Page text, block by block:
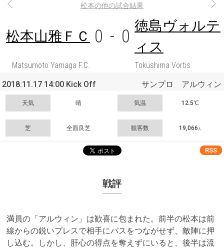
松本の他の試合結果
松本山雅ＦＣ 0 - 0
徳島ヴォルテ
ィス
Matsumoto Yamaga F.C.
Tokushima Vortis
2018.11.17 14:00 Kick Off
サンプロ アルウィン
天気 晴 気温 12.5℃
芝 全面良芝 観客数 19,066 人
RSS
戦評
満員の「アルウィン」は歓喜に包まれた。前半の松本は前
線からの鋭いプレスで相手にパスをつながせず、敵陣に押
し込む。しかし、肝心の得点を奪えずにいると、後半は流